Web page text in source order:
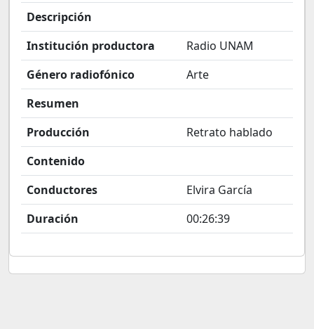
Descripción
Institución productora
Radio UNAM
Género radiofónico
Arte
Resumen
Producción
Retrato hablado
Contenido
Conductores
Elvira García
Duración
00:26:39